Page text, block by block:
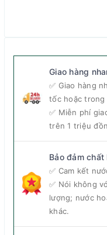
Tổng quan về
Giao hàng
✅ Giao hàng
tốc hoặc trong
✅ Miễn phí
trên 1 triệu
Bảo đảm chất
✅ Cam kết
✅ Nói không
lượng; nước
khác.